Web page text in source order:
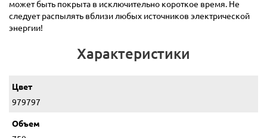
может быть покрыта в исключительно короткое время. Не
следует распылять вблизи любых источников электрической
энергии!
Характеристики
Цвет
979797
Объем